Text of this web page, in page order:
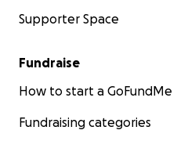
Supporter Space
Fundraise
How to start a GoFundMe
Fundraising categories